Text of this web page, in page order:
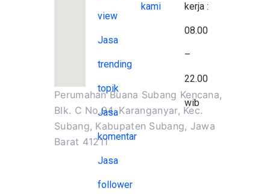
Perumahan Buana Subang Kencana,
Blk. C No.94, Karanganyar, Kec.
Subang, Kabupaten Subang, Jawa
Barat 41211
view
Jasa
trending
topik
Jasa
komentar
Jasa
follower
kami kerja :
08.00
–
22.00
wib